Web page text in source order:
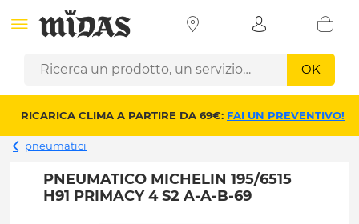
OK
RICARICA CLIMA A PARTIRE DA 69€: FAI UN PREVENTIVO!
pneumatici
PNEUMATICO MICHELIN 195/6515
H91 PRIMACY 4 S2 A-A-B-69